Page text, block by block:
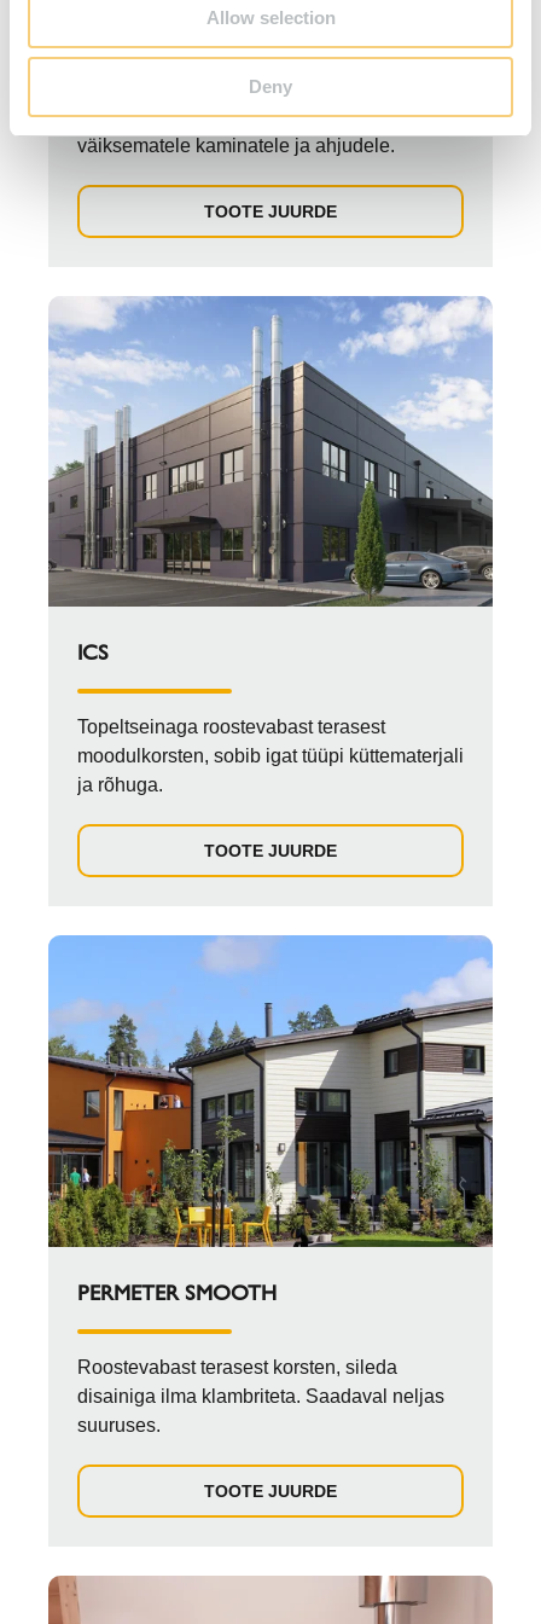
Allow selection
Deny
PERMETER
Roostevabast terasest korsten, sobib
väiksematele kaminatele ja ahjudele.
TOOTE JUURDE
ICS
Topeltseinaga roostevabast terasest
moodulkorsten, sobib igat tüüpi küttematerjali
ja rõhuga.
TOOTE JUURDE
PERMETER SMOOTH
Roostevabast terasest korsten, sileda
disainiga ilma klambriteta. Saadaval neljas
suuruses.
TOOTE JUURDE